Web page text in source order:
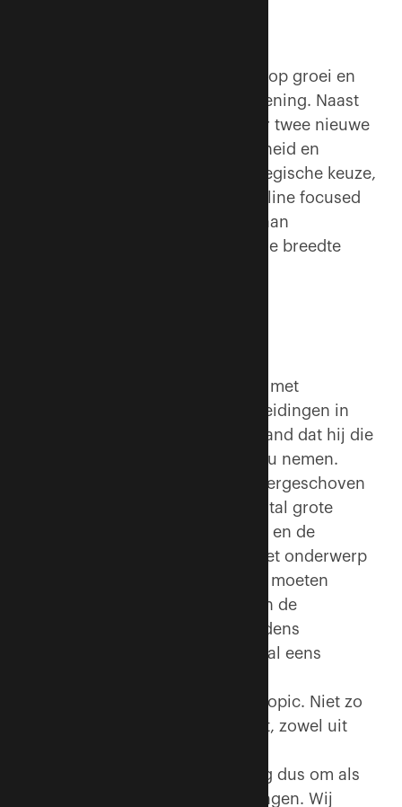
De focus lag de afgelopen jaren op groei en
het uitbreiden van de dienstverlening. Naast
advies, beheer en interim, zijn er twee nieuwe
services bijgekomen: duurzaamheid en
brandveiligheid. Dat is een strategische keuze,
legt Mattijs uit. ‘Als je op 1 discipline focused
ben je kwetsbaar. Dus doen we aan
risicospreiding. Hoe meer je in de breedte
Aangezien hij zelf affiniteit heeft met
brandveiligheid en daar ook opleidingen in
heeft gevolgd, lag het voor de hand dat hij die
nieuwe tak voor zijn rekening zou nemen.
‘Brandveiligheid is lang een ondergeschoven
kindje geweest. Maar na een aantal grote
rampen, zoals de Schipholbrand en de
cafébrand in Volendam, kwam het onderwerp
stevig op de agenda. Tussen het moeten
voldoen conform bouwbesluit en de
geconstateerde werkelijkheid tijdens
inspecties op locaties zitten nogal eens
Brandveiligheid is echt een hot topic. Niet zo
gek, want de belangen zijn groot, zowel uit
aansprakelijkheid. Reden genoeg dus om als
bedrijf je zaakjes op orde te brengen. Wij